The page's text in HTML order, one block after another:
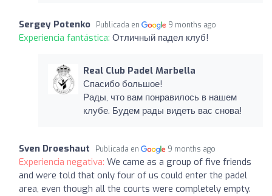
Sergey Potenko Publicada en 9 months ago
Experiencia fantástica: Отличный падел клуб!
Real Club Padel Marbella
Спасибо большое!
Рады, что вам понравилось в нашем
клубе. Будем рады видеть вас снова!
Sven Droeshaut Publicada en 9 months ago
Experiencia negativa: We came as a group of five friends
and were told that only four of us could enter the padel
area, even though all the courts were completely empty.